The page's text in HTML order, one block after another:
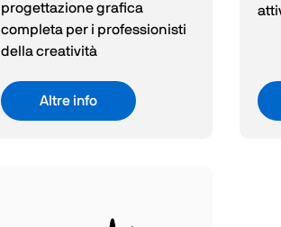
progettazione grafica
completa per i professionisti
della creatività
Altre info